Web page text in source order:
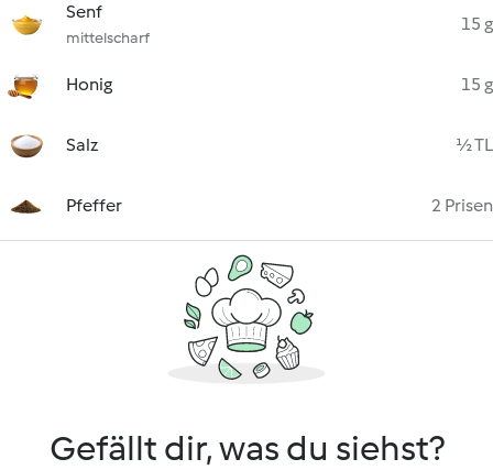
Senf
mittelscharf
15 g
Honig 15 g
Salz ½ TL
Pfeffer 2 Prisen
Gefällt dir, was du siehst?